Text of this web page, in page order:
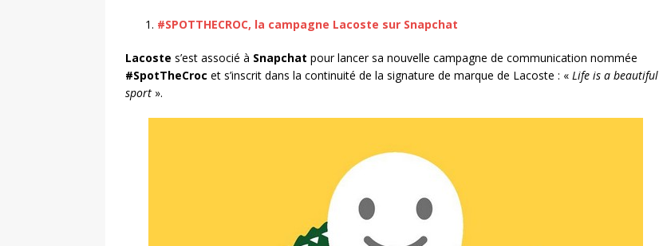
#SPOTTHECROC, la campagne Lacoste sur Snapchat
Lacoste s’est associé à Snapchat pour lancer sa nouvelle campagne de communication nommée
#SpotTheCroc et s’inscrit dans la continuité de la signature de marque de Lacoste : « Life is a beautiful
sport ».